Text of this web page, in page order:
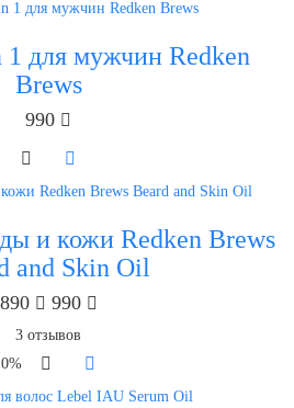
для мужчин Redken
Brews
990
и кожи Redken Brews
and Skin Oil
890 990
3 отзывов